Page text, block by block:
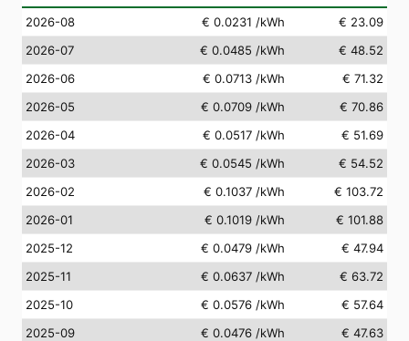
2026-08 € 0.0231 /kWh
€ 23.09
2026-07
€ 0.0485 /kWh
€ 48.52
2026-06
€ 0.0713 /kWh
€ 71.32
2026-05
€ 0.0709 /kWh
€ 70.86
2026-04
€ 0.0517 /kWh
€ 51.69
2026-03
€ 0.0545 /kWh
€ 54.52
2026-02
€ 0.1037 /kWh
€ 103.72
2026-01
€ 0.1019 /kWh
€ 101.88
2025-12
€ 0.0479 /kWh
€ 47.94
2025-11
€ 0.0637 /kWh
€ 63.72
2025-10
€ 0.0576 /kWh
€ 57.64
2025-09
€ 0.0476 /kWh € 47.63